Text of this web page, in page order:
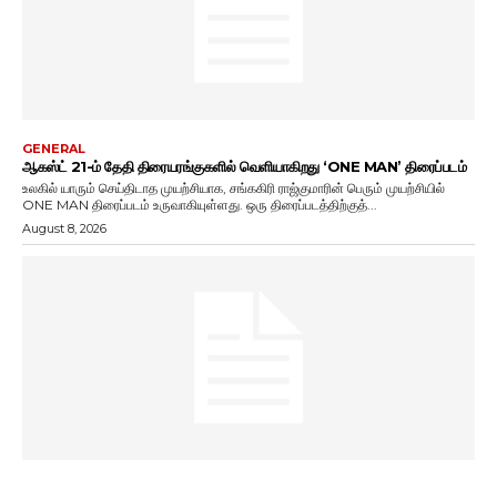
GENERAL
ஆகஸ்ட் 21-ம் தேதி திரையரங்குகளில் வெளியாகிறது ‘ONE MAN’ திரைப்படம்
உலகில் யாரும் செய்திடாத முயற்சியாக, சங்ககிரி ராஜ்குமாரின் பெரும் முயற்சியில்
ONE MAN திரைப்படம் உருவாகியுள்ளது. ஒரு திரைப்படத்திற்குத்...
August 8, 2026